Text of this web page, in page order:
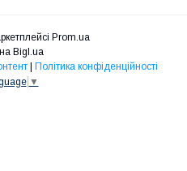
Prom.ua
Bigl.ua
Політика конфіденційності
▼